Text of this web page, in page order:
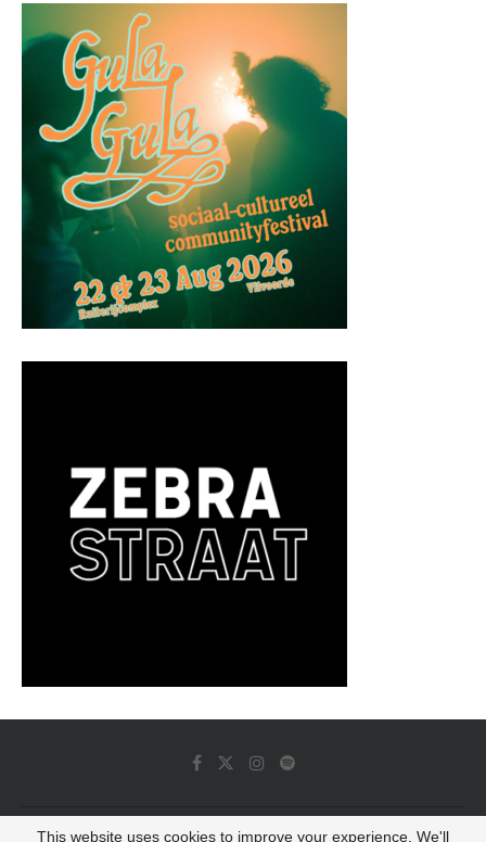
© 2022 - Luminous Dash All Rights Reserved
This website uses cookies to improve your experience. We'll